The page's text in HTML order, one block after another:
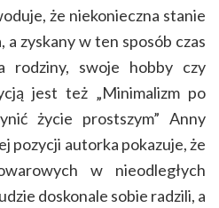
że niekonieczna stanie
a zyskany w ten sposób czas
rodziny, swoje hobby czy
jest też „Minimalizm po
życie prostszym” Anny
pozycji autorka pokazuje, że
w nieodległych
doskonale sobie radzili, a